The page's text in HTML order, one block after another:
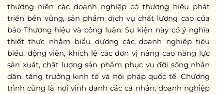
thường niên các doanh nghiệp có thương hiệu phát
triển bền vững, sản phẩm dịch vụ chất lượng cao của
báo Thương hiệu và công luận. Sự kiện này có ý nghĩa
thiết thực nhằm biểu dương các doanh nghiệp tiêu
biểu, động viên, khích lệ các đơn vị nâng cao năng lực
sản xuất, chất lượng sản phẩm phục vụ đời sống nhân
dân, tăng trưởng kinh tế và hội phập quốc tế. Chương
trình cũng là nơi vinh danh các cá nhân, doanh nghiệp